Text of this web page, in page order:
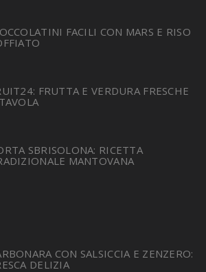
FACILI CON MARS E RISO
FRUTTA E VERDURA FRESCHE
SBRISOLONA: RICETTA
MANTOVANA
CON SALSICCIA E ZENZERO:
DELIZIA